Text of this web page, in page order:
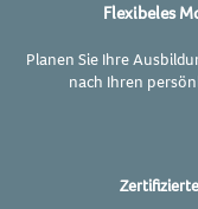
Flexibeles
Planen Sie Ihre
nach Ihren